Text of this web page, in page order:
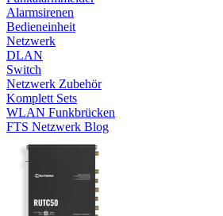
Alarmsirenen
Bedieneinheit
Netzwerk
DLAN
Switch
Netzwerk Zubehör
Komplett Sets
WLAN Funkbrücken
FTS Netzwerk Blog